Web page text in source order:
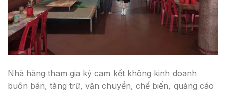
Nhà hàng tham gia ký cam kết không kinh doanh
buôn bán, tàng trữ, vận chuyển, chế biến, quảng cáo